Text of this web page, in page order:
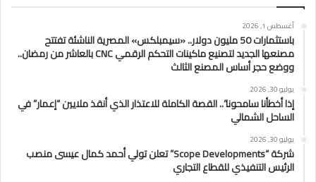
أغسطس 1, 2026
باستثمارات 50 مليون دولار.. «سيمبلكس» المصرية الناشئة تفتتح
مصنعها الجديد لتصنيع ماكينات التحكم الرقمي CNC بالعاشر من رمضان..
ووضع حجر أساس المصنع الثالث
يوليو 30, 2026
إذا أخطأنا سامحونا”.. القصة الكاملة للاعتذار الذي أنقذ ملايين “إعمار” في
الساحل الشمالي
يوليو 30, 2026
شركة “Scope Developments” تعلن تولي أحمد كمال عيسى منصب
الرئيس التنفيذي للقطاع التجاري